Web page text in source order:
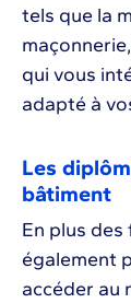
tels que la
qui vous
adapté à
Les
bâtiment
En plus
également
accéder au